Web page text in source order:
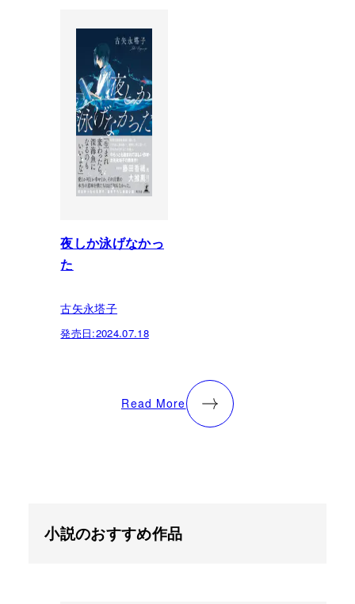
夜しか泳げなかっ
た
古矢永塔子
発売日:2024.07.18
Read More
小説のおすすめ作品